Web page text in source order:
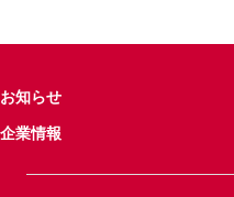
お知らせ
企業情報